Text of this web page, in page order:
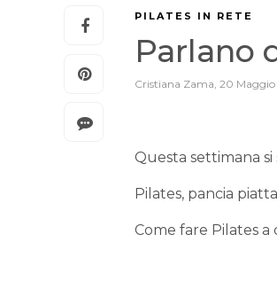
PILATES IN RETE
Parlano
Cristiana Zama, 20 Maggio
Questa settimana si
Pilates, pancia
Come fare Pilates a